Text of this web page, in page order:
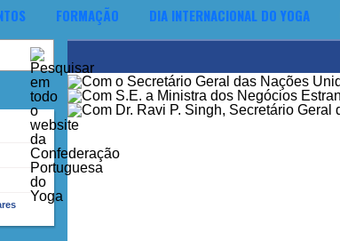
FORMAÇÃO DIA INTERNACIONAL DO YOGA